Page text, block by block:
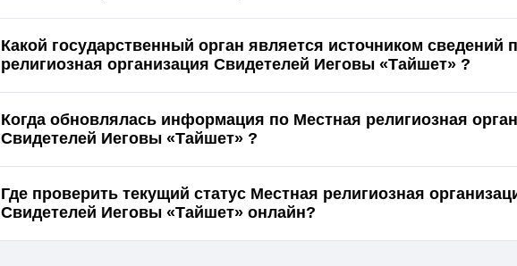
Какой государственный орган является источником сведений
религиозная организация Свидетелей Иеговы «Тайшет» ?
Когда обновлялась информация по Местная религиозная
Свидетелей Иеговы «Тайшет» ?
Где проверить текущий статус Местная религиозная
Свидетелей Иеговы «Тайшет» онлайн?